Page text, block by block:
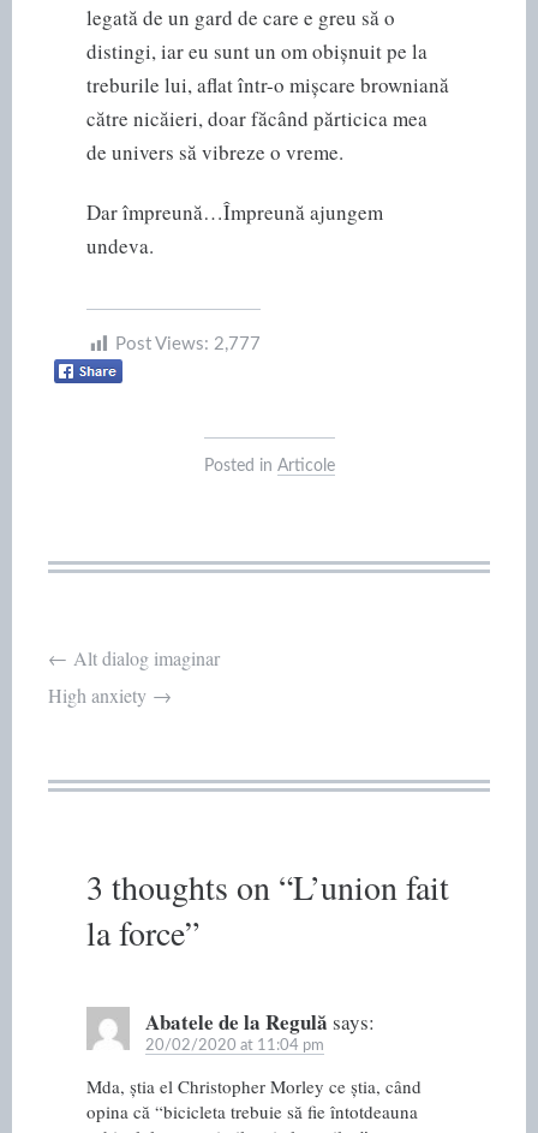
legată de un gard de care e greu să o
distingi, iar eu sunt un om obișnuit pe la
treburile lui, aflat într-o mișcare browniană
către nicăieri, doar făcând părticica mea
de univers să vibreze o vreme.
Dar împreună…Împreună ajungem
undeva.
Post Views: 2,777
Posted in Articole
Post
← Alt dialog imaginar
High anxiety →
3 thoughts on “L’union fait
la force”
Abatele de la Regulă says:
20/02/2020 at 11:04 pm
Mda, știa el Christopher Morley ce știa, când
opina că “bicicleta trebuie să fie întotdeauna